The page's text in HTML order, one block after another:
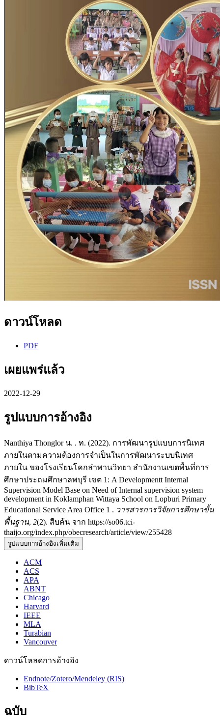
ดาวน์โหลด
PDF
เผยแพร่แล้ว
2022-12-29
รูปแบบการอ้างอิง
Nanthiya Thonglor น. . ท. (2022). การพัฒนารูปแบบการนิเทศ
ภายในตามความต้องการจำเป็นในการพัฒนาระบบนิเทศ
ภายใน ของโรงเรียนโคกลำพานวิทยา สำนักงานเขตพื้นที่การ
ศึกษาประถมศึกษาลพบุรี เขต 1: A Developmentt Internal
Supervision Model Base on Need of Internal supervision system
development in Koklamphan Wittaya School on Lopburi Primary
Educational Service Area Office 1 . วารสารการวิจัยการศึกษาขั้น
พื้นฐาน, 2(2). สืบค้น จาก https://so06.tci-
thaijo.org/index.php/obecresearch/article/view/255428
รูปแบบการอ้างอิงเพิ่มเติม
ACM
ACS
APA
ABNT
Chicago
Harvard
IEEE
MLA
Turabian
Vancouver
ดาวน์โหลดการอ้างอิง
Endnote/Zotero/Mendeley (RIS)
BibTeX
ฉบับ